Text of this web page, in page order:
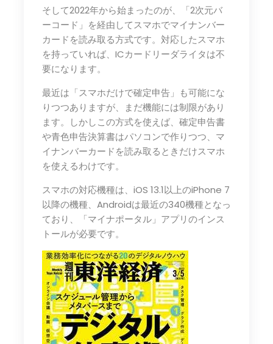
そして2022年から始まったのが、「2次元バ
ーコード」を経由してスマホでマイナンバー
カードを読み取る方式です。対応したスマホ
を持っていれば、ICカードリーダライタは不
要になります。
最近は「スマホだけで確定申告」も可能にな
りつつありますが、まだ機能には制限があり
ます。しかしこの方式を使えば、確定申告書
や青色申告決算書はパソコンで作りつつ、マ
イナンバーカードを読み取るときだけスマホ
を使えるわけです。
スマホの対応機種は、iOS 13.1以上のiPhone 7
以降の機種、Androidは最近の340機種となっ
ており、「マイナポータル」アプリのインス
トールが必要です。